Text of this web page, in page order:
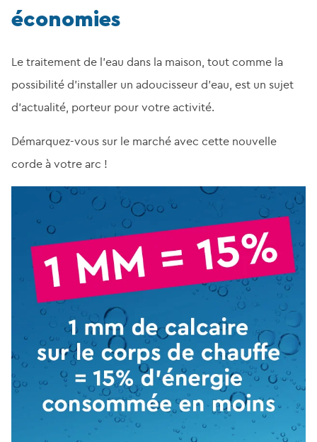
économies
Le traitement de l’eau dans la maison, tout comme la
possibilité d’installer un adoucisseur d’eau, est un sujet
d’actualité, porteur pour votre activité.
Démarquez-vous sur le marché avec cette nouvelle
corde à votre arc !